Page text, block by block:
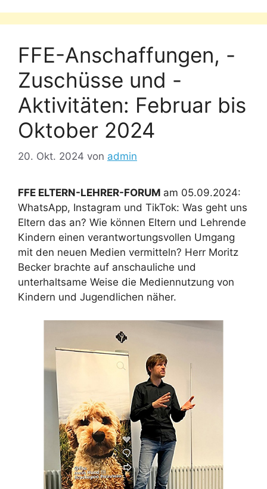
FFE-Anschaffungen, -
Zuschüsse und -
Aktivitäten: Februar bis
Oktober 2024
20. Okt. 2024 von admin
FFE ELTERN-LEHRER-FORUM am 05.09.2024:
WhatsApp, Instagram und TikTok: Was geht uns
Eltern das an? Wie können Eltern und Lehrende
Kindern einen verantwortungsvollen Umgang
mit den neuen Medien vermitteln? Herr Moritz
Becker brachte auf anschauliche und
unterhaltsame Weise die Mediennutzung von
Kindern und Jugendlichen näher.